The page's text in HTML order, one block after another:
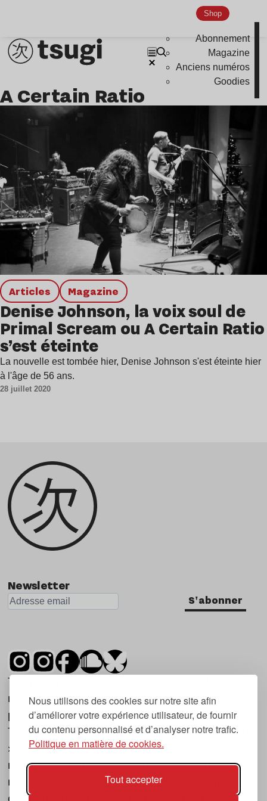
Nous utilisons des cookies sur notre site afin
d’améliorer votre expérience utilisateur, de fournir
du contenu personnalisé et d’analyser notre trafic.
Politique en matière de cookies.
Tout accepter
Shop
Abonnement
Magazine
Anciens numéros
Goodies
A Certain Ratio
Articles magazine
Denise Johnson, la voix soul de
Primal Scream ou A Certain Ratio
s’est éteinte
La nouvelle est tombée hier, Denise Johnson s'est éteinte hier
à l'âge de 56 ans.
28 juillet 2020
Newsletter
S'abonner
Tsugi est un mensuel indépendant sur la
musique et les nouvelles tendances, dont la
première parution date de 2007.
Tsugi en japonais signifie « prochain », « suivant
», ce qui correspond à la thématique du
magazine, à l’affût des nouvelles tendances
musicales, qu’elles viennent de la musique
électronique, du rock ou du hip hop, et des